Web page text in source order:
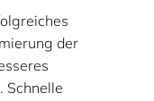
der
Schnelle